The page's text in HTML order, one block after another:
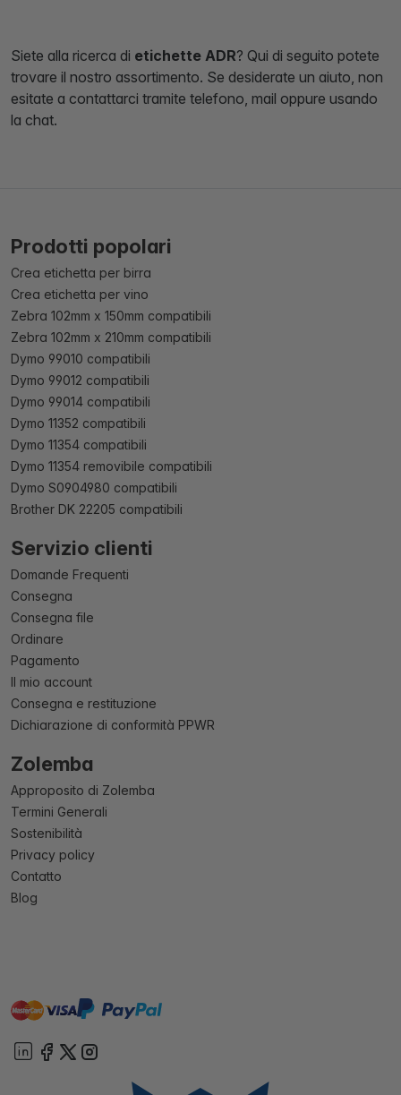
Siete alla ricerca di etichette ADR? Qui di seguito potete
trovare il nostro assortimento. Se desiderate un aiuto, non
esitate a contattarci tramite telefono, mail oppure usando
la chat.
Prodotti popolari
Crea etichetta per birra
Crea etichetta per vino
Zebra 102mm x 150mm compatibili
Zebra 102mm x 210mm compatibili
Dymo 99010 compatibili
Dymo 99012 compatibili
Dymo 99014 compatibili
Dymo 11352 compatibili
Dymo 11354 compatibili
Dymo 11354 removibile compatibili
Dymo S0904980 compatibili
Brother DK 22205 compatibili
Servizio clienti
Domande Frequenti
Consegna
Consegna file
Ordinare
Pagamento
Il mio account
Consegna e restituzione
Dichiarazione di conformità PPWR
Zolemba
Approposito di Zolemba
Termini Generali
Sostenibilità
Privacy policy
Contatto
Blog
mastervisa paypal